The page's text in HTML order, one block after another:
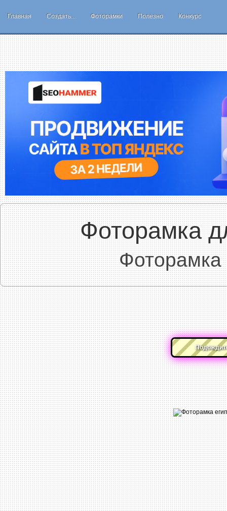
Главная Создать... Фоторамки Полезно Конкурс
Фоторамка